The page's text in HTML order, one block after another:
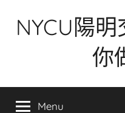
NYCU陽
你
Menu